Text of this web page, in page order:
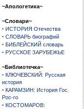
~Апологетика~
~Словари~
· ИСТОРИЯ Отечества
· СЛОВАРЬ биографий
· БИБЛЕЙСКИЙ словарь
· РУССКОЕ ЗАРУБЕЖЬЕ
~Библиотечка~
· КЛЮЧЕВСКИЙ: Русская
история
· КАРАМЗИН: История Гос.
Рос-го
· КОСТОМАРОВ: